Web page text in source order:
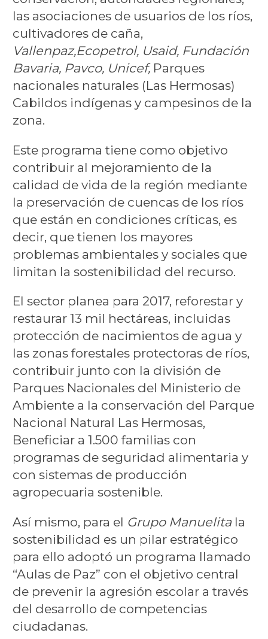
las asociaciones de usuarios de los ríos,
cultivadores de caña,
Vallenpaz,Ecopetrol, Usaid, Fundación
Bavaria, Pavco, Unicef,Parques
nacionales naturales (Las Hermosas)
Cabildos indígenas y campesinos de la
zona.
Este programa tiene como objetivo
contribuir al mejoramiento de la
calidad de vida de la región mediante
la preservación de cuencas de los ríos
que están en condiciones críticas, es
decir, que tienen los mayores
problemas ambientales y sociales que
limitan la sostenibilidad del recurso.
El sector planea para 2017, reforestar y
restaurar 13 mil hectáreas, incluidas
protección de nacimientos de agua y
las zonas forestales protectoras de ríos,
contribuir junto con la división de
Parques Nacionales del Ministerio de
Ambiente a la conservación del Parque
Nacional Natural Las Hermosas,
Beneficiar a 1.500 familias con
programas de seguridad alimentaria y
con sistemas de producción
agropecuaria sostenible.
Así mismo, para el Grupo Manuelitala
sostenibilidad es un pilar estratégico
para ello adoptó un programa llamado
“Aulas de Paz” con el objetivo central
de prevenir la agresión escolar a través
del desarrollo de competencias
ciudadanas.